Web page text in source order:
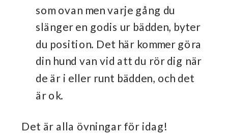
som ovan men varje gång du
slänger en godis ur bädden, byter
du position. Det här kommer göra
din hund van vid att du rör dig när
de är i eller runt bädden, och det
är ok.
Det är alla övningar för idag!